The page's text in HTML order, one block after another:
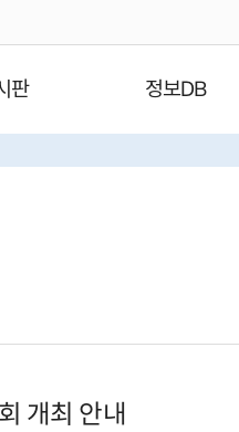
판 정보DB
개최 안내